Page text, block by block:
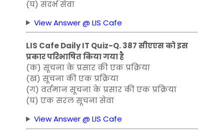
(घ) संदर्भ सेवा
View Answer @ LIS Cafe
LIS Cafe Daily IT Quiz-Q. 387 सीएएस को इस
प्रकार परिभाषित किया गया है
(क) सूचना के प्रसार की एक प्रक्रिया
(ख) सूचना की एक प्रक्रिया
(ग) वर्तमान सूचना के प्रसार की एक प्रक्रिया
(घ) एक सरल सूचना सेवा
View Answer @ LIS Cafe